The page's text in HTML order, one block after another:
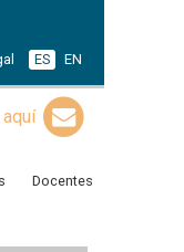
ES EN
aquí
Docentes